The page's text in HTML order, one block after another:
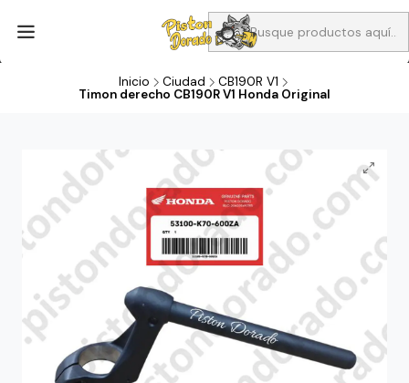
Aprovecha Compra 1 Aceites Full sintético o 1 Aceite semi
sintetico y el filtro de aire verde para la CB190R o CBF160M a 13
Inicio Ciudad
CB190R V1
Timon derecho CB190R V1 Honda Original